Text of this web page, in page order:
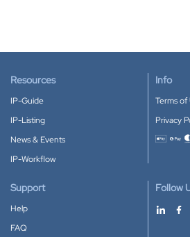
Resources
IP-Guide
IP-Listing
News & Events
IP-Workflow
Info
Terms of
Privacy
Support
Help
FAQ
Follow